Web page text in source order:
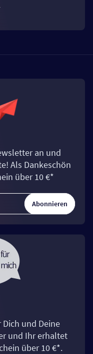
an und
Als Dankeschön
über 10 €*
Abonnieren
und Deine
und Ihr erhaltet
über 10 €*.